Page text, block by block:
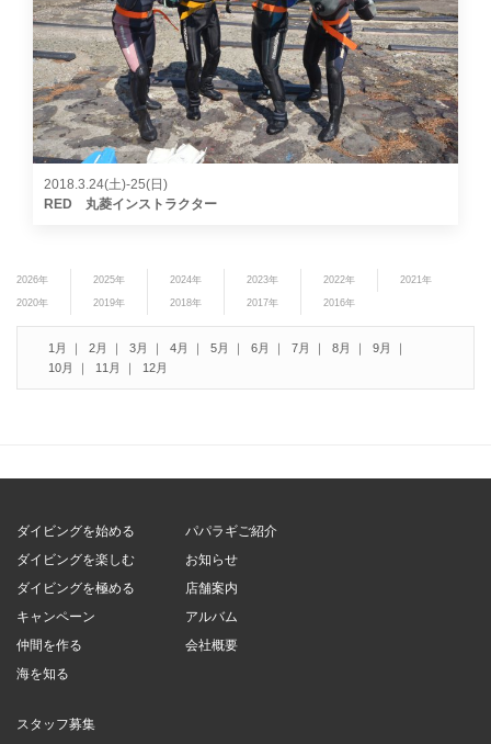
2018.3.24(土)-25(日)
RED 丸菱インストラクター
2026年 2025年 2024年 2023年 2022年 2021年
2020年 2019年 2018年 2017年 2016年
1月 2月 3月 4月 5月 6月 7月 8月
9月
10月
11月 12月
ダイビングを始める
ダイビングを楽しむ
ダイビングを極める
キャンペーン
仲間を作る
海を知る
パパラギご紹介
お知らせ
店舗案内
アルバム
会社概要
スタッフ募集